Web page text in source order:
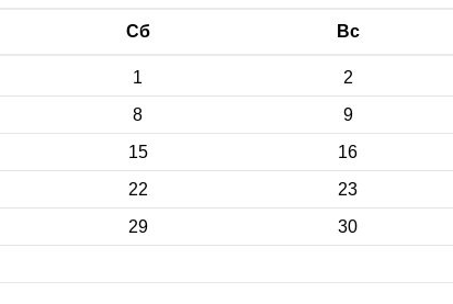
Сб Вс
1
2
8
9
15
16
22
23
29
30